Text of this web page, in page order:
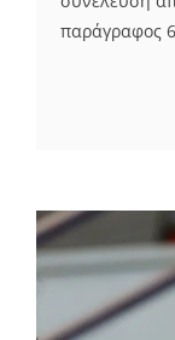
παράγραφος